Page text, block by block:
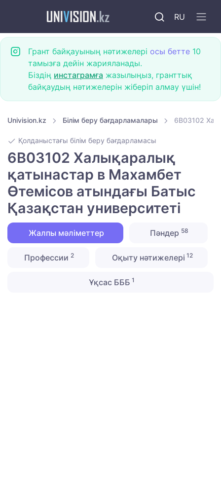
RU
Грант байқауының нәтижелері осы бетте 10
тамызға дейін жарияланады.
Біздің инстаграмға жазылыңыз, гранттық
байқаудың нәтижелерін жіберіп алмау үшін!
Univision.kz Білім беру бағдарламалары 6B03102
Қолданыстағы білім беру бағдарламасы
6B03102 Халықаралық
қатынастар в Махамбет
Өтемісов атындағы Батыс
Қазақстан университеті
Жалпы мәліметтер Пәндер 58
Профессии2 Оқыту нәтижелері 12
Ұқсас БББ 1